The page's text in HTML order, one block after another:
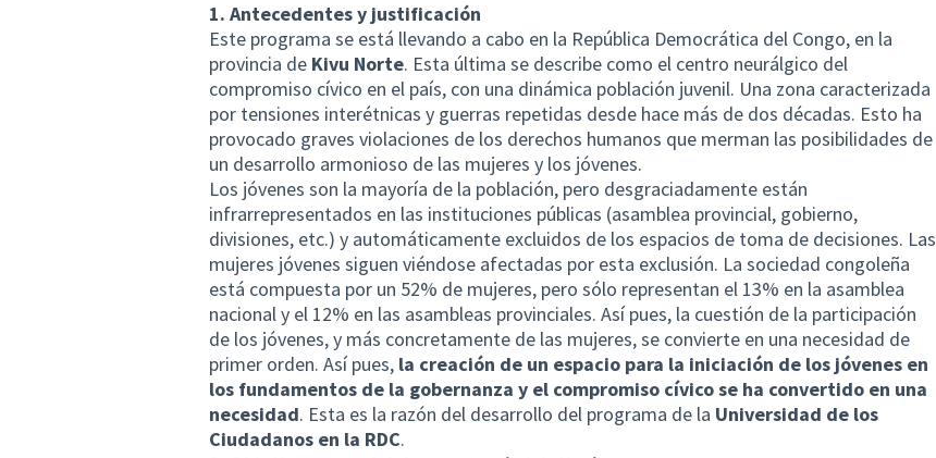
1. Antecedentes y justificación
Este programa se está llevando a cabo en la República Democrática del Congo, en la
provincia de Kivu Norte. Esta última se describe como el centro neurálgico del
compromiso cívico en el país, con una dinámica población juvenil. Una zona caracterizada
por tensiones interétnicas y guerras repetidas desde hace más de dos décadas. Esto ha
provocado graves violaciones de los derechos humanos que merman las posibilidades de
un desarrollo armonioso de las mujeres y los jóvenes.
Los jóvenes son la mayoría de la población, pero desgraciadamente están
infrarrepresentados en las instituciones públicas (asamblea provincial, gobierno,
divisiones, etc.) y automáticamente excluidos de los espacios de toma de decisiones. Las
mujeres jóvenes siguen viéndose afectadas por esta exclusión. La sociedad congoleña
está compuesta por un 52% de mujeres, pero sólo representan el 13% en la asamblea
nacional y el 12% en las asambleas provinciales. Así pues, la cuestión de la participación
de los jóvenes, y más concretamente de las mujeres, se convierte en una necesidad de
primer orden. Así pues, la creación de un espacio para la iniciación de los jóvenes en
los fundamentos de la gobernanza y el compromiso cívico se ha convertido en una
necesidad. Esta es la razón del desarrollo del programa de la Universidad de los
Ciudadanos en la RDC.